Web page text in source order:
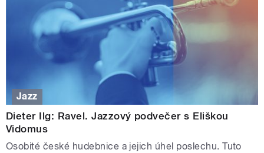
Jazz
Dieter Ilg: Ravel. Jazzový podvečer s Eliškou
Vidomus
Osobité české hudebnice a jejich úhel poslechu. Tuto